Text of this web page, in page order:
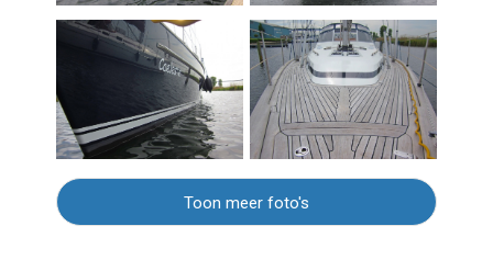
Toon meer foto's